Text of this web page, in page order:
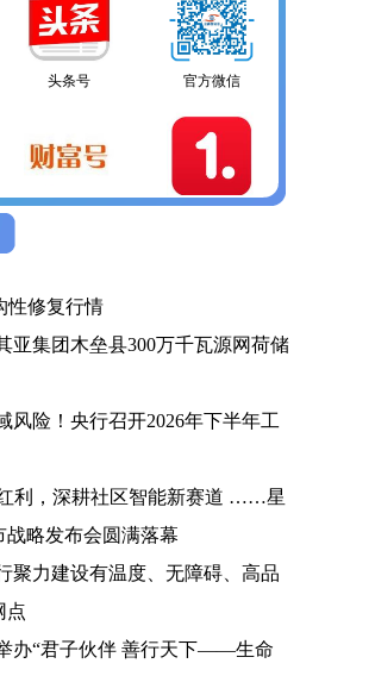
网易号 搜狐号
官方微信 企鹅号
一点号
企鹅号 财富号
性修复行情
亚集团木垒县300万千瓦源网荷储
风险！央行召开2026年下半年工
利，深耕社区智能新赛道 ……星
略发布会圆满落幕
聚力建设有温度、无障碍、高品
点
办“君子伙伴 善行天下——生命